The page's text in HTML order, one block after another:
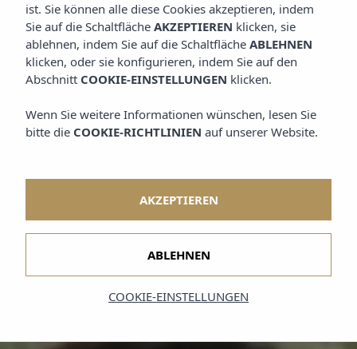
ist. Sie können alle diese Cookies akzeptieren, indem
Sie auf die Schaltfläche AKZEPTIEREN klicken, sie
ablehnen, indem Sie auf die Schaltfläche ABLEHNEN
klicken, oder sie konfigurieren, indem Sie auf den
Abschnitt COOKIE-EINSTELLUNGEN klicken.
Wenn Sie weitere Informationen wünschen, lesen Sie
bitte die COOKIE-RICHTLINIEN auf unserer Website.
COOKIE-EINSTELLUNGEN
ABLEHNEN
AKZEPTIEREN